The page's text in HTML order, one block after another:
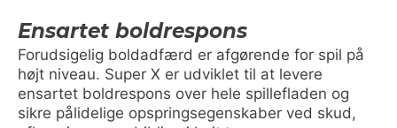
Ensartet boldrespons
Forudsigelig boldadfærd er afgørende for spil på
højt niveau. Super X er udviklet til at levere
ensartet boldrespons over hele spillefladen og
sikre pålidelige opspringsegenskaber ved skud,